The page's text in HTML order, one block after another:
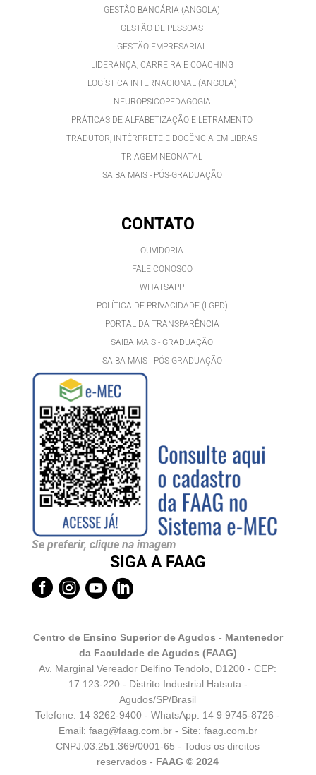
GESTÃO BANCÁRIA (ANGOLA)
GESTÃO DE PESSOAS
GESTÃO EMPRESARIAL
LIDERANÇA, CARREIRA E COACHING
LOGÍSTICA INTERNACIONAL (ANGOLA)
NEUROPSICOPEDAGOGIA
PRÁTICAS DE ALFABETIZAÇÃO E LETRAMENTO
TRADUTOR, INTÉRPRETE E DOCÊNCIA EM LIBRAS
TRIAGEM NEONATAL
SAIBA MAIS - PÓS-GRADUAÇÃO
CONTATO
OUVIDORIA
FALE CONOSCO
WHATSAPP
POLÍTICA DE PRIVACIDADE (LGPD)
PORTAL DA TRANSPARÊNCIA
SAIBA MAIS - GRADUAÇÃO
SAIBA MAIS - PÓS-GRADUAÇÃO
Se preferir, clique na imagem
SIGA A FAAG
   
Centro de Ensino Superior de Agudos - Mantenedor
da Faculdade de Agudos (FAAG)
Av. Marginal Vereador Delfino Tendolo, D1200 - CEP:
17.123-220 - Distrito Industrial Hatsuta -
Agudos/SP/Brasil
Telefone: 14 3262-9400 - WhatsApp: 14 9 9745-8726-
Email: faag@faag.com.br- Site: faag.com.br
CNPJ:03.251.369/0001-65 - Todos os direitos
reservados - FAAG © 2024